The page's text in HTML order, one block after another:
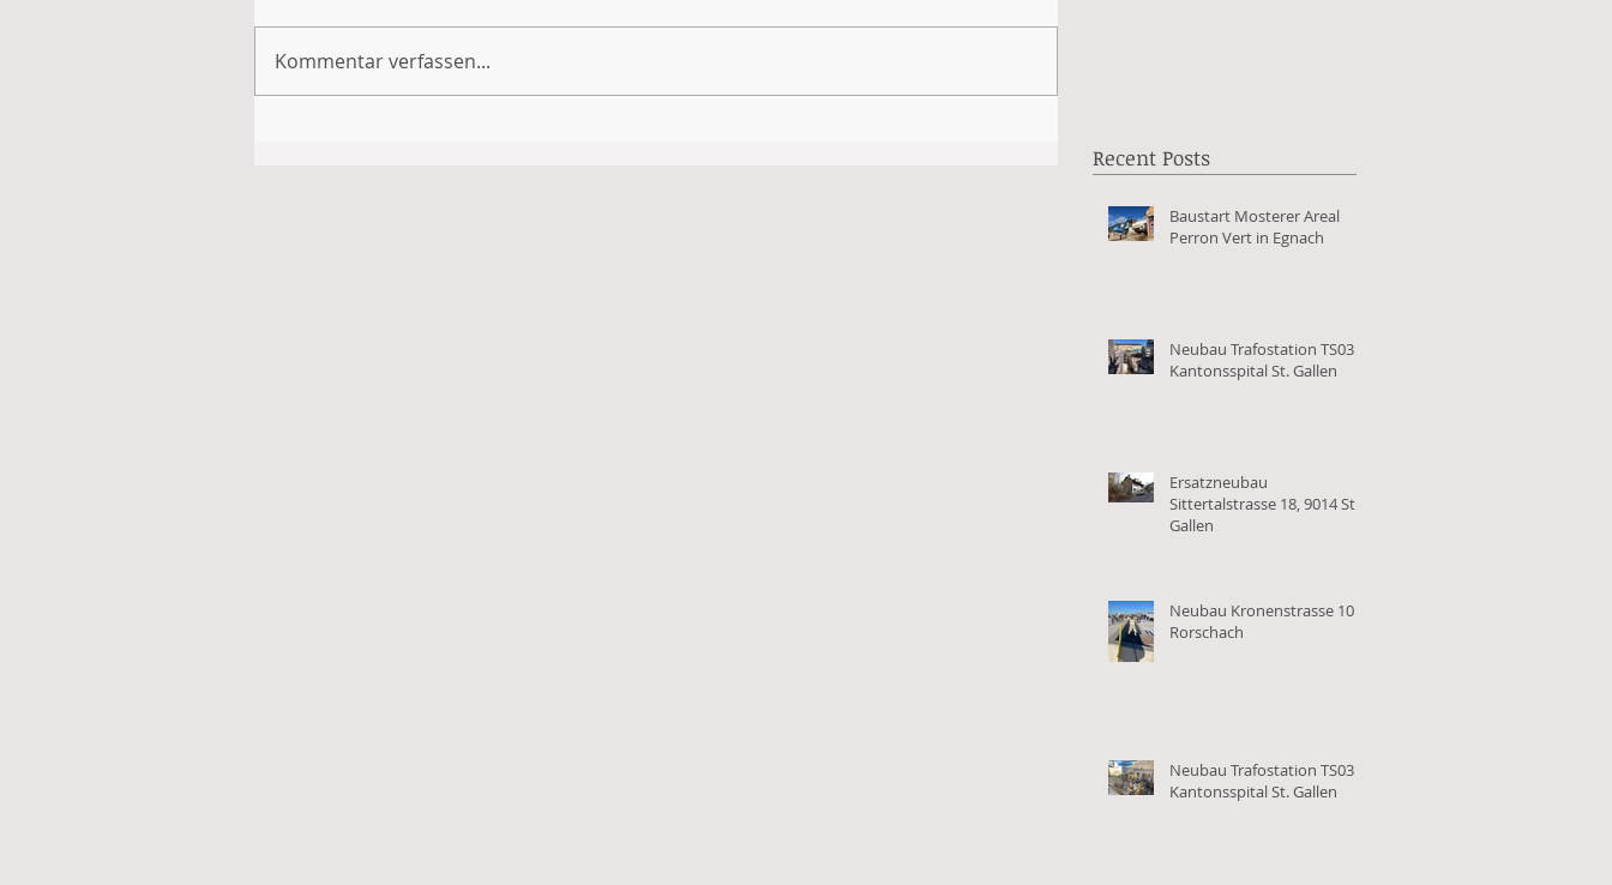
Kommentar verfassen...
Recent Posts
Baustart Mosterer Areal
Perron Vert in Egnach
Neubau Trafostation TS03
Kantonsspital St. Gallen
Ersatzneubau
Sittertalstrasse 18, 9014 St.
Gallen
Neubau Kronenstrasse 10 in
Rorschach
Neubau Trafostation TS03
Kantonsspital St. Gallen